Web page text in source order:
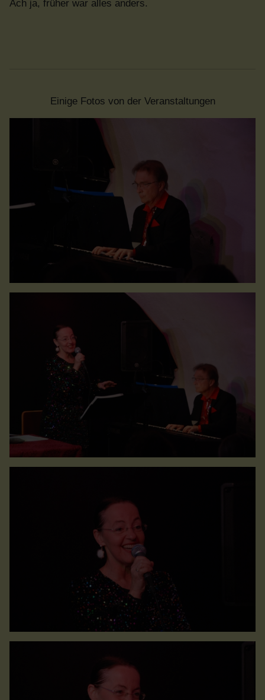
Ach ja, früher war alles anders.
Einige Fotos von der Veranstaltungen